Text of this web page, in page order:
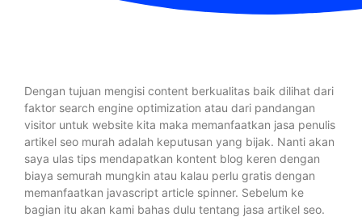
Dengan tujuan mengisi content berkualitas baik dilihat dari
faktor search engine optimization atau dari pandangan
visitor untuk website kita maka memanfaatkan jasa penulis
artikel seo murah adalah keputusan yang bijak. Nanti akan
saya ulas tips mendapatkan kontent blog keren dengan
biaya semurah mungkin atau kalau perlu gratis dengan
memanfaatkan javascript article spinner. Sebelum ke
bagian itu akan kami bahas dulu tentang jasa artikel seo.